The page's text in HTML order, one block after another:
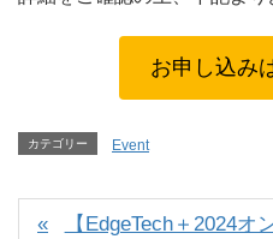
お申し込み
カテゴリー Event
【EdgeTech＋2024オ